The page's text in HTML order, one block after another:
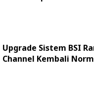
Upgrade Sistem BSI
Channel Kembali